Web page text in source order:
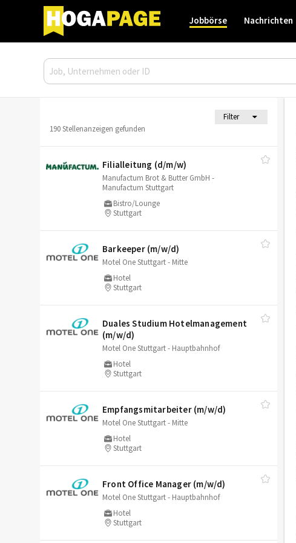
Jobbörse Nachrichten
Filter
190 Stellenanzeigen gefunden
Filialleitung (d/​m/​w)
Manufactum Brot & Butter GmbH -
Manufactum Stuttgart
Bistro/Lounge
Stuttgart
Barkeeper (m/​w/​d)
Motel One Stuttgart - Mitte
Hotel
Stuttgart
Duales Studium Hotelmanagement
(m/​w/​d)
Motel One Stuttgart - Hauptbahnhof
Hotel
Stuttgart
Empfangsmitarbeiter (m/​w/​d)
Motel One Stuttgart - Mitte
Hotel
Stuttgart
Front Office Manager (m/​w/​d)
Motel One Stuttgart - Hauptbahnhof
Hotel
Stuttgart